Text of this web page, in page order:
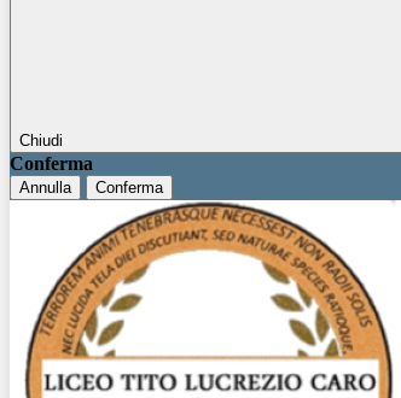
Chiudi
Conferma
Annulla Conferma